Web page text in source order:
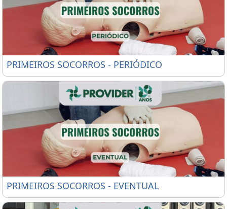
PRIMEIROS SOCORROS - PERIÓDICO
PRIMEIROS SOCORROS - PERIÓDICO
PRIMEIROS SOCORROS - EVENTUAL
PRIMEIROS SOCORROS - EVENTUAL